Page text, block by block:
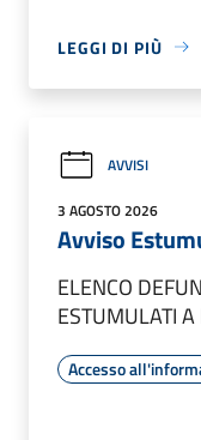
LEGGI DI PIÙ
AVVISI
3 AGOSTO 2026
Avviso
ELENCO
ESTUMULATI
Accesso